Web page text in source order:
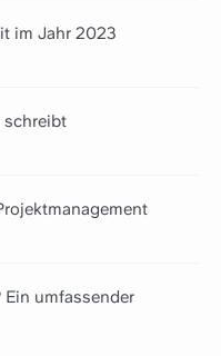
im Jahr 2023
schreibt
umfassender